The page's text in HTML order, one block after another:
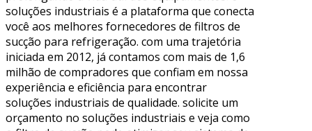
soluções industriais é a plataforma que conecta
você aos melhores fornecedores de filtros de
sucção para refrigeração. com uma trajetória
iniciada em 2012, já contamos com mais de 1,6
milhão de compradores que confiam em nossa
experiência e eficiência para encontrar
soluções industriais de qualidade. solicite um
orçamento no soluções industriais e veja como